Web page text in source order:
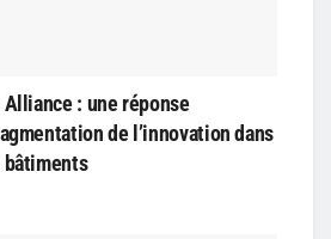
: une réponse
de l’innovation dans
bâtiments